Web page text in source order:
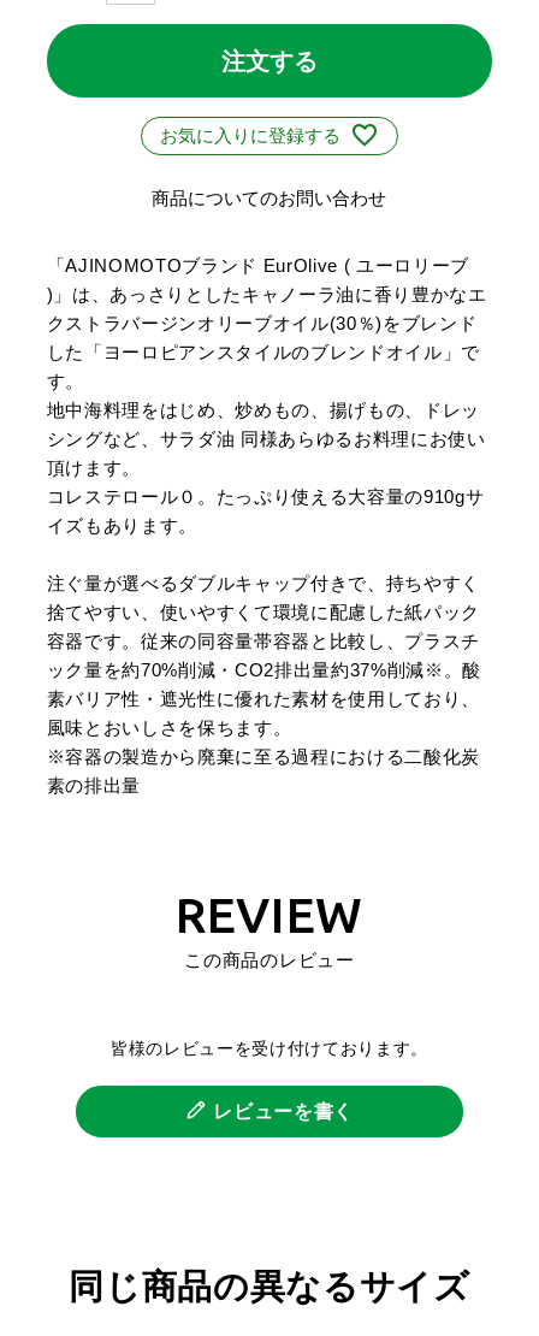
注文する
お気に入りに登録する
商品についてのお問い合わせ
「AJINOMOTOブランド EurOlive ( ユーロリーブ
)」は、あっさりとしたキャノーラ油に香り豊かなエ
クストラバージンオリーブオイル(30％)をブレンド
した「ヨーロピアンスタイルのブレンドオイル」で
す。
地中海料理をはじめ、炒めもの、揚げもの、ドレッ
シングなど、サラダ油 同様あらゆるお料理にお使い
頂けます。
コレステロール０。たっぷり使える大容量の910gサ
イズもあります。
注ぐ量が選べるダブルキャップ付きで、持ちやすく
捨てやすい、使いやすくて環境に配慮した紙パック
容器です。従来の同容量帯容器と比較し、プラスチ
ック量を約70%削減・CO2排出量約37%削減※。酸
素バリア性・遮光性に優れた素材を使用しており、
風味とおいしさを保ちます。
※容器の製造から廃棄に至る過程における二酸化炭
素の排出量
REVIEW
この商品のレビュー
皆様のレビューを受け付けております。
レビューを書く
同じ商品の異なるサイズ